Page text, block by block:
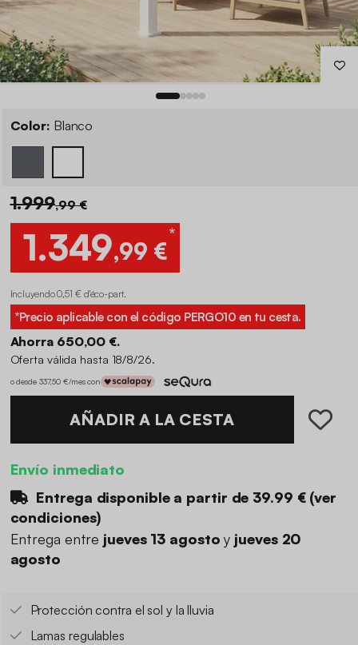
Color: Blanco
1.999,99 €
1.349,99 €
*
Incluyendo 0,51 € d'éco-part.
*Precio aplicable con el código PERGO10 en tu cesta.
Ahorra 650,00 €.
Oferta válida hasta 18/8/26.
o desde 337,50 €/mes con
AÑADIR A LA CESTA
Envío inmediato
Entrega disponible a partir de 39.99 €(ver
condiciones)
Entrega entre jueves 13 agostoy jueves 20
agosto
Protección contra el sol y la lluvia
Lamas regulables